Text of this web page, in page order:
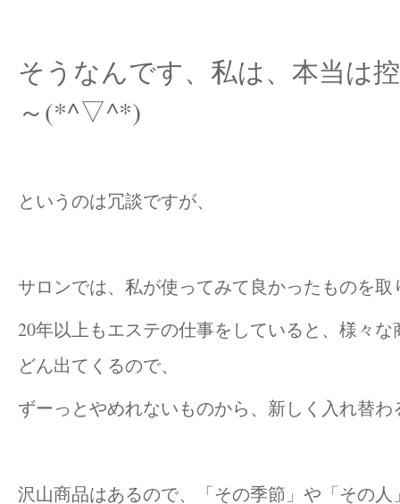
そうなんです、私は、本当は
～(*^▽^*)
というのは冗談ですが、
サロンでは、私が使ってみて良かったものを
20年以上もエステの仕事をしていると、様々
どん出てくるので、
ずーっとやめれないものから、新しく入れ替
沢山商品はあるので、「その季節」や「その